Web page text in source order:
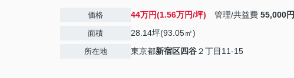
価格 44万円(1.56万円/坪) 管理/共益費 55,000円
面積 28.14坪(93.05㎡)
所在地 東京都新宿区四谷２丁目11-15